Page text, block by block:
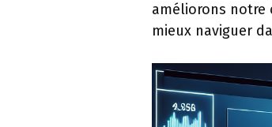
améliorons notre
mieux naviguer